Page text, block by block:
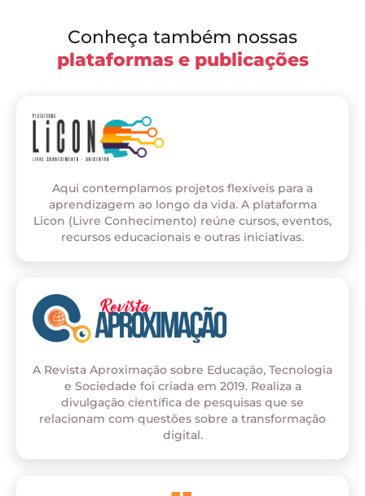
Conheça também nossas
plataformas e publicações
Aqui contemplamos projetos flexíveis para a
aprendizagem ao longo da vida. A plataforma
Licon (Livre Conhecimento) reúne cursos, eventos,
recursos educacionais e outras iniciativas.
A Revista Aproximação sobre Educação, Tecnologia
e Sociedade foi criada em 2019. Realiza a
divulgação científica de pesquisas que se
relacionam com questões sobre a transformação
digital.